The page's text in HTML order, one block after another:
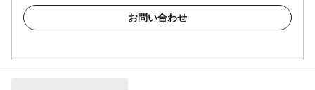
お問い合わせ